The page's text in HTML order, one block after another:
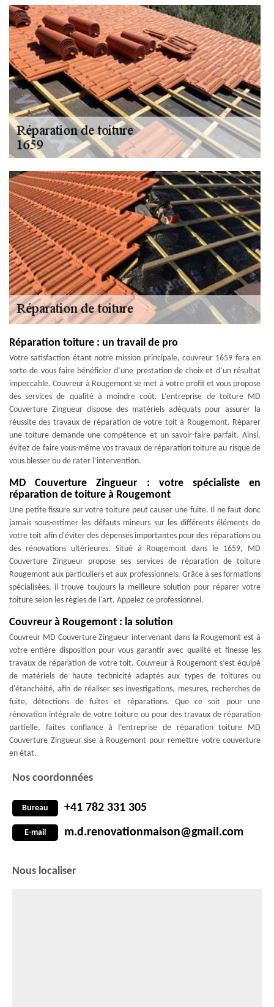
Réparation toiture : un travail de pro
Votre satisfaction étant notre mission principale, couvreur 1659 fera en
sorte de vous faire bénéficier d’une prestation de choix et d’un résultat
impeccable. Couvreur à Rougemont se met à votre profit et vous propose
des services de qualité à moindre coût. L’entreprise de toiture MD
Couverture Zingueur dispose des matériels adéquats pour assurer la
réussite des travaux de réparation de votre toit à Rougemont. Réparer
une toiture demande une compétence et un savoir-faire parfait. Ainsi,
évitez de faire vous-même vos travaux de réparation toiture au risque de
vous blesser ou de rater l’intervention.
MD Couverture Zingueur : votre spécialiste en
réparation de toiture à Rougemont
Une petite fissure sur votre toiture peut causer une fuite. Il ne faut donc
jamais sous-estimer les défauts mineurs sur les différents éléments de
votre toit afin d'éviter des dépenses importantes pour des réparations ou
des rénovations ultérieures. Situé à Rougemont dans le 1659, MD
Couverture Zingueur propose ses services de réparation de toiture
Rougemont aux particuliers et aux professionnels. Grâce à ses formations
spécialisées, il trouve toujours la meilleure solution pour réparer votre
toiture selon les règles de l'art. Appelez ce professionnel.
Couvreur à Rougemont : la solution
Couvreur MD Couverture Zingueur intervenant dans la Rougemont est à
votre entière disposition pour vous garantir avec qualité et finesse les
travaux de réparation de votre toit. Couvreur à Rougemont s’est équipé
de matériels de haute technicité adaptés aux types de toitures ou
d'étanchéité, afin de réaliser ses investigations, mesures, recherches de
fuite, détections de fuites et réparations. Que ce soit pour une
rénovation intégrale de votre toiture ou pour des travaux de réparation
partielle, faites confiance à l’entreprise de réparation toiture MD
Couverture Zingueur sise à Rougemont pour remettre votre couverture
en état.
Nos coordonnées
Bureau +41 782 331 305
E-mail m.d.renovationmaison@gmail.com
Nous localiser